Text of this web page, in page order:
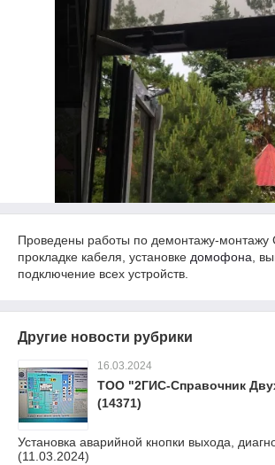
Проведены работы по демонтажу-монтажу
прокладке кабеля, установке домофона ,
подключение всех устройств.
Другие новости рубрики
16.03.2024
ТОО "2ГИС-Справочник
(14371)
Установка аварийной кнопки выхода,
(11.03.2024)